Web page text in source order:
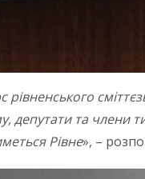
та члени
Рівне», –